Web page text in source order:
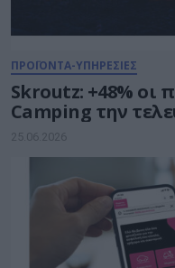
ΠΡΟΪΟΝΤΑ-ΥΠΗΡΕΣΙΕΣ
Skroutz: +48% οι
Camping την
25.06.2026